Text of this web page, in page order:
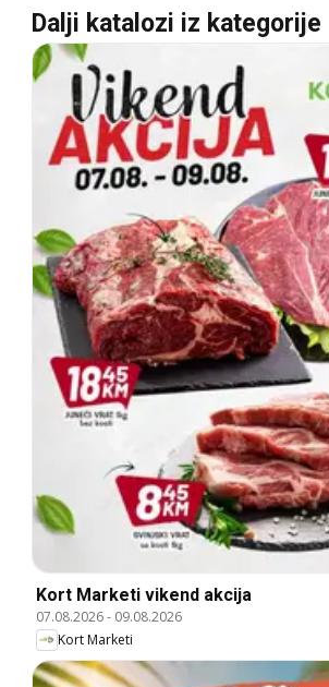
Dalji katalozi iz kategorije
Kort Marketi vikend akcija
07.08.2026- 09.08.2026
Kort Marketi